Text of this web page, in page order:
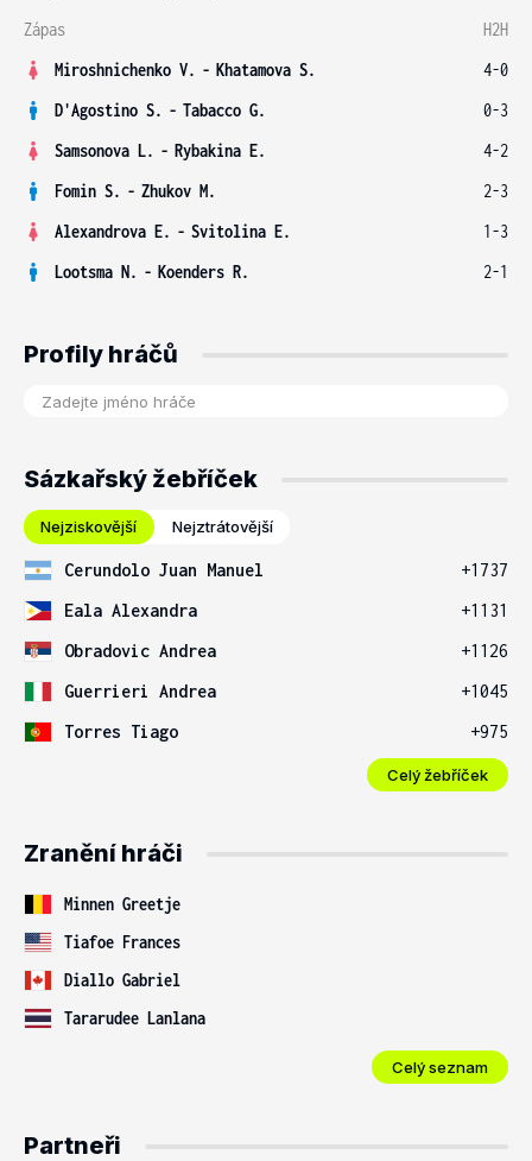
Zápas
H2H
Miroshnichenko V. - Khatamova S.
4-0
D'Agostino S. - Tabacco G.
0-3
Samsonova L. - Rybakina E.
4-2
Fomin S. - Zhukov M.
2-3
Alexandrova E. - Svitolina E.
1-3
Lootsma N. - Koenders R. 2-1
Profily hráčů
Sázkařský žebříček
Nejziskovější Nejztrátovější
Cerundolo Juan Manuel
+1737
Eala Alexandra
+1131
Obradovic Andrea
+1126
Guerrieri Andrea
+1045
Torres Tiago
+975
Celý žebříček
Zranění hráči
Minnen Greetje
Tiafoe Frances
Diallo Gabriel
Tararudee Lanlana
Celý seznam
Partneři